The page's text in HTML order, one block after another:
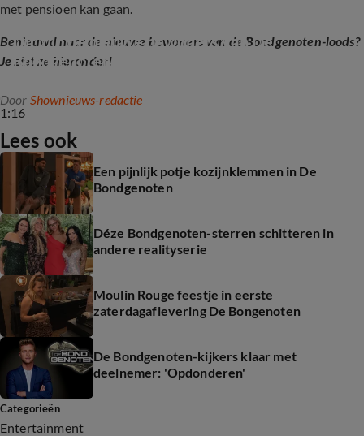
met pensioen kan gaan.
Benieuwd naar de nieuwe bewoners van de Bondgenoten-loods?
Je ziet ze hieronder!
1:16
Dit zijn de nieuwe bewoners van De
Bondgenoten!
Door Shownieuws-redactie
Lees ook
Een pijnlijk potje kozijnklemmen in De
Bondgenoten
Déze Bondgenoten-sterren schitteren in
andere realityserie
Moulin Rouge feestje in eerste
zaterdagaflevering De Bongenoten
De Bondgenoten-kijkers klaar met
deelnemer: 'Opdonderen'
Categorieën
Entertainment